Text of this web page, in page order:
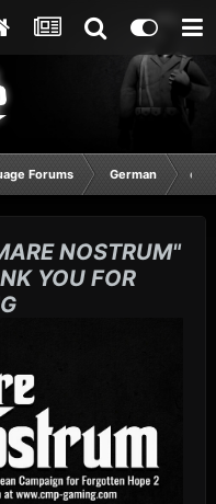
Forums German
NOSTRUM"
YOU FOR